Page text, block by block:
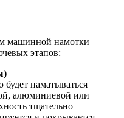
машинной намотки
этапов:
наматываться
алюминиевой или
тщательно